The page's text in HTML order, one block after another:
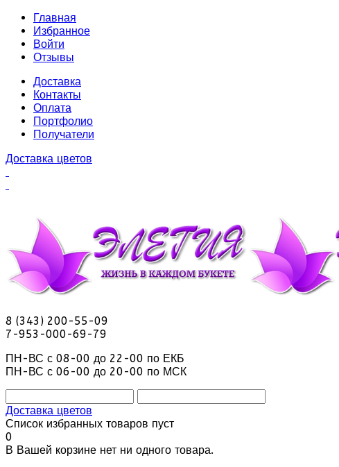
Главная
Избранное
Войти
Отзывы
Доставка
Контакты
Оплата
Портфолио
Получатели
Доставка цветов
8 (343) 200-55-09
7-953-000-69-79
ПН-ВС с 08-00 до 22-00 по ЕКБ
ПН-ВС с 06-00 до 20-00 по МСК
Доставка цветов
Список избранных товаров пуст
0
В Вашей корзине нет ни одного товара.